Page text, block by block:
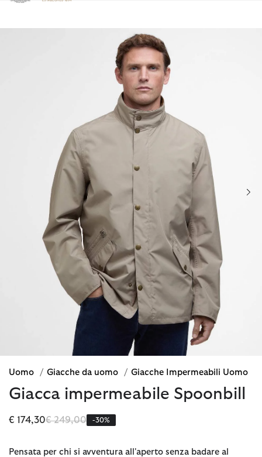
Clicca per visualizzare la nostra Dichiarazione di Accessibilità
Uomo / Giacche da uomo / Giacche Impermeabili Uomo
Giacca impermeabile Spoonbill
€ 174,30Prezzo ridotto da
€ 249,00a -30%
Pensata per chi si avventura all'aperto senza badare al